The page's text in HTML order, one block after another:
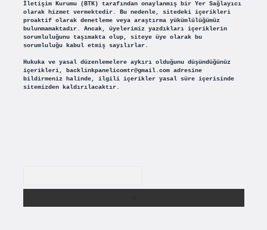
İletişim Kurumu (BTK) tarafından onaylanmış bir Yer Sağlayıcı
olarak hizmet vermektedir. Bu nedenle, sitedeki içerikleri
proaktif olarak denetleme veya araştırma yükümlülüğümüz
bulunmamaktadır. Ancak, üyelerimiz yazdıkları içeriklerin
sorumluluğunu taşımakta olup, siteye üye olarak bu
sorumluluğu kabul etmiş sayılırlar.
Hukuka ve yasal düzenlemelere aykırı olduğunu düşündüğünüz
içerikleri, backlinkpanelicomtr@gmail.comadresine
bildirmeniz halinde, ilgili içerikler yasal süre içerisinde
sitemizden kaldırılacaktır.